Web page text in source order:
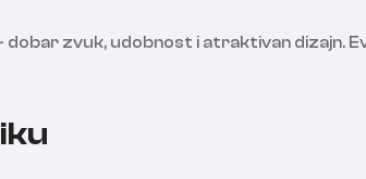
zvuk, udobnost i atraktivan dizajn.